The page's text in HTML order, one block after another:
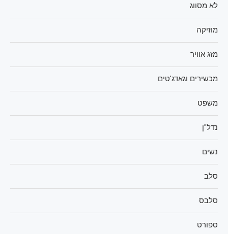
לא מסווג
מוזיקה
מזג אוויר
מכשירים וגאדג'טים
משפט
נדל"ן
נשים
סלב
סלבס
ספורט